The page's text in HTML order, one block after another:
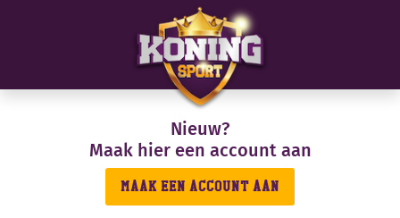
Nieuw?
Maak hier een account aan
MAAK EEN ACCOUNT AAN